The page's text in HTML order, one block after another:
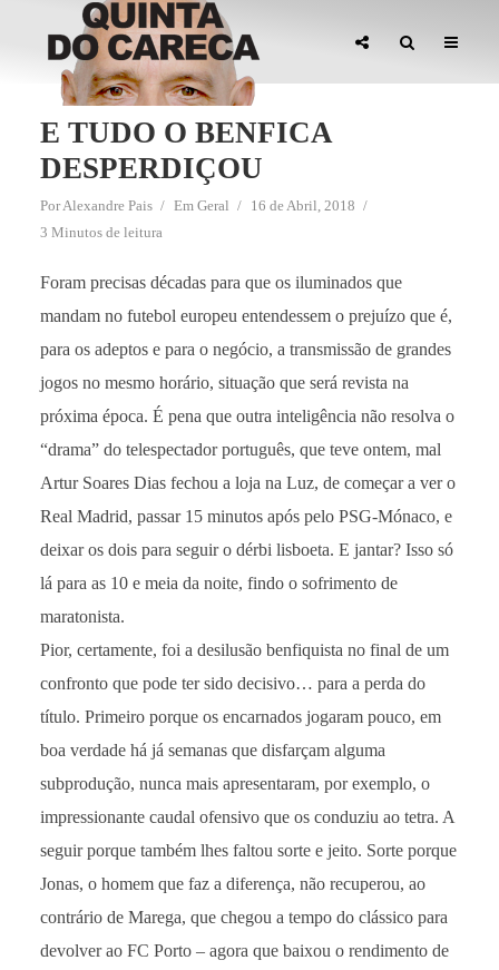
E TUDO O BENFICA
DESPERDIÇOU
PorAlexandre Pais Em Geral
16 de Abril, 2018
3 Minutos de leitura
Foram precisas décadas para que os iluminados que
mandam no futebol europeu entendessem o prejuízo que é,
para os adeptos e para o negócio, a transmissão de grandes
jogos no mesmo horário, situação que será revista na
próxima época. É pena que outra inteligência não resolva o
“drama” do telespectador português, que teve ontem, mal
Artur Soares Dias fechou a loja na Luz, de começar a ver o
Real Madrid, passar 15 minutos após pelo PSG-Mónaco, e
deixar os dois para seguir o dérbi lisboeta. E jantar? Isso só
lá para as 10 e meia da noite, findo o sofrimento de
maratonista.
Pior, certamente, foi a desilusão benfiquista no final de um
confronto que pode ter sido decisivo… para a perda do
título. Primeiro porque os encarnados jogaram pouco, em
boa verdade há já semanas que disfarçam alguma
subprodução, nunca mais apresentaram, por exemplo, o
impressionante caudal ofensivo que os conduziu ao tetra. A
seguir porque também lhes faltou sorte e jeito. Sorte porque
Jonas, o homem que faz a diferença, não recuperou, ao
contrário de Marega, que chegou a tempo do clássico para
devolver ao FC Porto – agora que baixou o rendimento de